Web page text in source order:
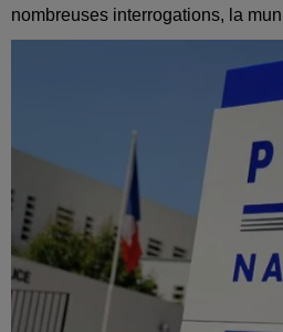
nombreuses interrogations, la